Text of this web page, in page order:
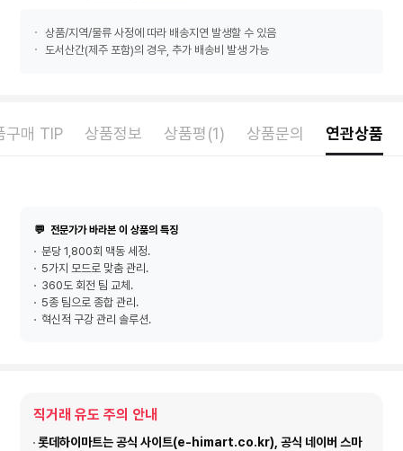
상품/지역/물류 사정에 따라 배송지연 발생할 수 있음
도서산간(제주 포함)의 경우, 추가 배송비 발생 가능
구매 TIP 상품정보 상품평(1) 상품문의 연관상품
💬 전문가가 바라본 이 상품의 특징
분당 1,800회 맥동 세정.
5가지 모드로 맞춤 관리.
360도 회전 팀 교체.
5종 팀으로 종합 관리.
혁신적 구강 관리 솔루션.
직거래 유도 주의 안내
롯데하이마트는 공식 사이트(e-himart.co.kr), 공식 네이버 스마